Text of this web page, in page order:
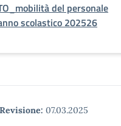
del personale
scolastico 202526
Revisione: 07.03.2025